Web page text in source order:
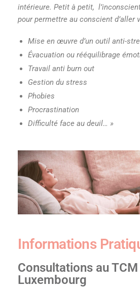
intérieure. Petit à petit,
pour permettre au conscient d’aller
Mise en œuvre d’un outil anti-
Évacuation ou rééquilibrage
Travail anti burn out
Gestion du stress
Phobies
Procrastination
Difficulté face au deuil… »
Informations
Consultations au
Luxembourg